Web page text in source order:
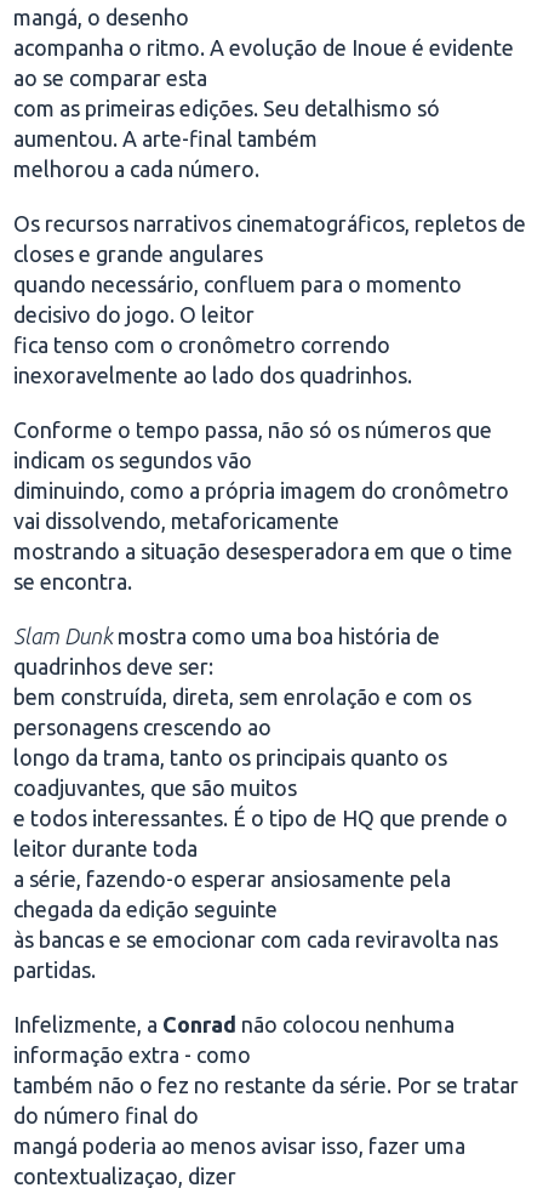
mangá, o desenho
acompanha o ritmo. A evolução de Inoue é evidente
ao se comparar esta
com as primeiras edições. Seu detalhismo só
aumentou. A arte-final também
melhorou a cada número.
Os recursos narrativos cinematográficos, repletos de
closes e grande angulares
quando necessário, confluem para o momento
decisivo do jogo. O leitor
fica tenso com o cronômetro correndo
inexoravelmente ao lado dos quadrinhos.
Conforme o tempo passa, não só os números que
indicam os segundos vão
diminuindo, como a própria imagem do cronômetro
vai dissolvendo, metaforicamente
mostrando a situação desesperadora em que o time
se encontra.
Slam Dunkmostra como uma boa história de
quadrinhos deve ser:
bem construída, direta, sem enrolação e com os
personagens crescendo ao
longo da trama, tanto os principais quanto os
coadjuvantes, que são muitos
e todos interessantes. É o tipo de HQ que prende o
leitor durante toda
a série, fazendo-o esperar ansiosamente pela
chegada da edição seguinte
às bancas e se emocionar com cada reviravolta nas
partidas.
Infelizmente, a Conrad não colocou nenhuma
informação extra - como
também não o fez no restante da série. Por se tratar
do número final do
mangá poderia ao menos avisar isso, fazer uma
contextualizaçao, dizer